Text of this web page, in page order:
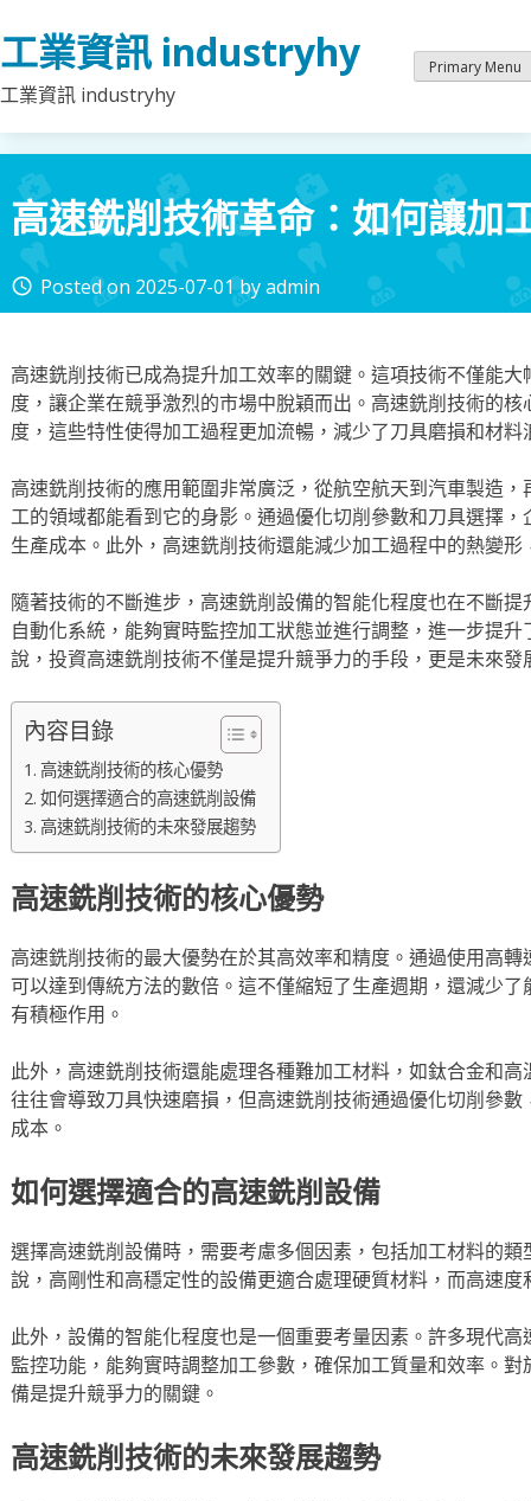
to
content
工業資訊 industryhy
工業資訊 industryhy
Primary Menu
高速銑削技術革命：如何讓加
access_time Posted on 2025-07-01byadmin
高速銑削技術已成為提升加工效率的關鍵。這項技術不僅能
度，讓企業在競爭激烈的市場中脫穎而出。高速銑削技術的
度，這些特性使得加工過程更加流暢，減少了刀具磨損和材料
高速銑削技術的應用範圍非常廣泛，從航空航天到汽車製造
工的領域都能看到它的身影。通過優化切削參數和刀具選擇
生產成本。此外，高速銑削技術還能減少加工過程中的熱變
隨著技術的不斷進步，高速銑削設備的智能化程度也在不斷
自動化系統，能夠實時監控加工狀態並進行調整，進一步提
說，投資高速銑削技術不僅是提升競爭力的手段，更是未來發
內容目錄
高速銑削技術的核心優勢
如何選擇適合的高速銑削設備
高速銑削技術的未來發展趨勢
高速銑削技術的核心優勢
高速銑削技術的最大優勢在於其高效率和精度。通過使用高
可以達到傳統方法的數倍。這不僅縮短了生產週期，還減少
有積極作用。
此外，高速銑削技術還能處理各種難加工材料，如鈦合金和
往往會導致刀具快速磨損，但高速銑削技術通過優化切削參
成本。
如何選擇適合的高速銑削設備
選擇高速銑削設備時，需要考慮多個因素，包括加工材料的
說，高剛性和高穩定性的設備更適合處理硬質材料，而高速
此外，設備的智能化程度也是一個重要考量因素。許多現代
監控功能，能夠實時調整加工參數，確保加工質量和效率。
備是提升競爭力的關鍵。
高速銑削技術的未來發展趨勢